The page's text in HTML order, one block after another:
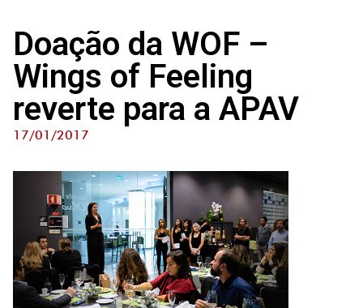
Doação da WOF –
Wings of Feeling
reverte para a APAV
17/01/2017